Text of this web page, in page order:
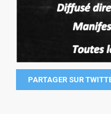
PARTAGER SUR